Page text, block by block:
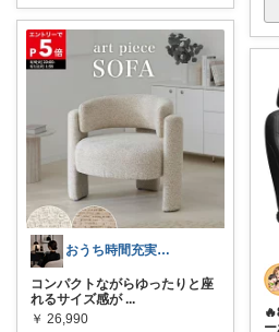
おうち時間充実★okamoto Room
コンパクトながらゆったりと座
れるサイズ感が ...
￥ 26,990